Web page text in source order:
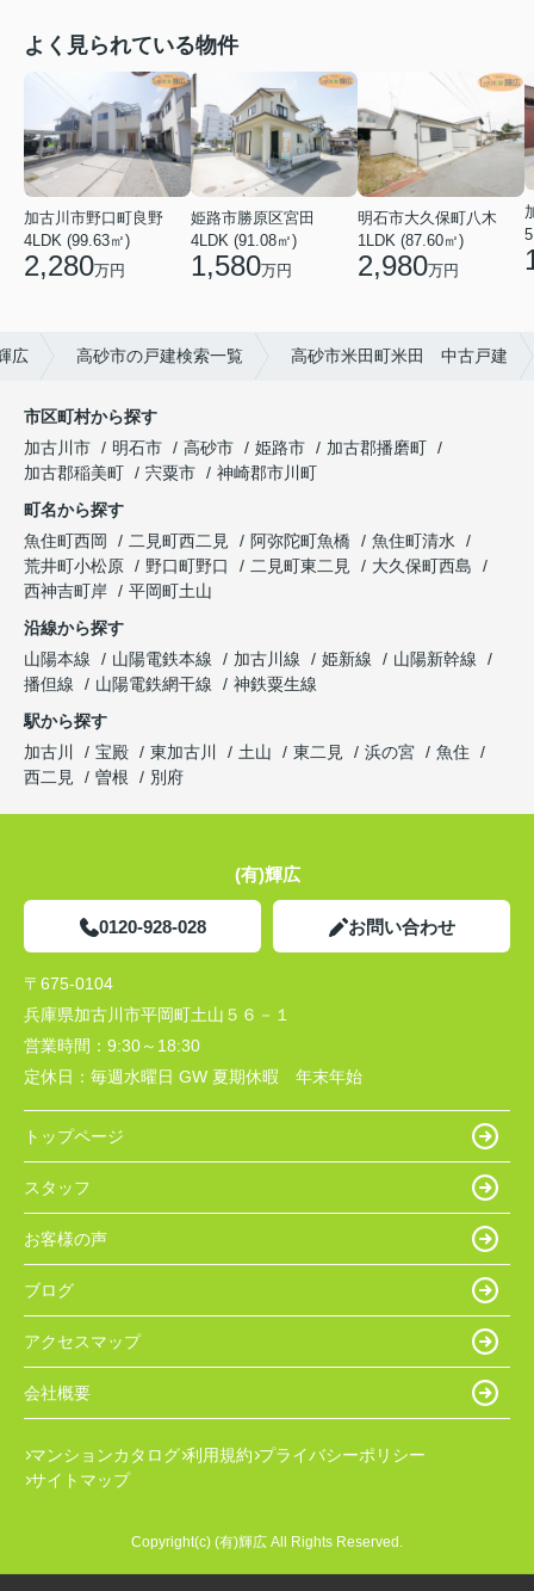
よく見られている物件
加古川市野口町良野
4LDK (99.63㎡)
2,280万円
姫路市勝原区宮田
4LDK (91.08㎡)
1,580万円
明石市大久保町八木
1LDK (87.60㎡)
2,980万円
広 高砂市の戸建検索一覧 高砂市米田町米田 中古戸建
市区町村から探す
加古川市
明石市 高砂市 姫路市
加古郡播磨町
加古郡稲美町
宍粟市
神崎郡市川町
町名から探す
魚住町西岡
二見町西二見 阿弥陀町魚橋
魚住町清水
荒井町小松原
野口町野口 二見町東二見
大久保町西島
西神吉町岸
平岡町土山
沿線から探す
山陽本線
山陽電鉄本線 加古川線 姫新線
山陽新幹線
播但線
山陽電鉄網干線
神鉄粟生線
駅から探す
加古川
宝殿 東加古川 土山 東二見 浜の宮
魚住
西二見
曽根 別府
(有)輝広
0120-928-028 お問い合わせ
〒675-0104
兵庫県加古川市平岡町土山５６－１
営業時間： 9:30～18:30
定休日： 毎週水曜日 GW 夏期休暇 年末年始
トップページ
スタッフ
お客様の声
ブログ
アクセスマップ
会社概要
マンションカタログ 利用規約 プライバシーポリシー
サイトマップ
Copyright(c) (有)輝広 All Rights Reserved.